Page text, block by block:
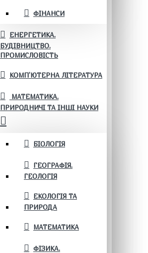
ФІНАНСИ
ЕНЕРГЕТИКА.
БУДІВНИЦТВО.
ПРОМИСЛОВІСТЬ
КОМП'ЮТЕРНА ЛІТЕРАТУРА
МАТЕМАТИКА.
ПРИРОДНИЧІ ТА ІНШІ НАУКИ
БІОЛОГІЯ
ГЕОГРАФІЯ.
ГЕОЛОГІЯ
ЕКОЛОГІЯ ТА
ПРИРОДА
МАТЕМАТИКА
ФІЗИКА.